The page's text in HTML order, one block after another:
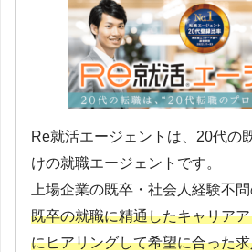
Re就活エージェントは、20代の
けの就職エージェントです。
上場企業の既卒・社会人経験不
既卒の就職に精通したキャリア
にヒアリングして希望に合った